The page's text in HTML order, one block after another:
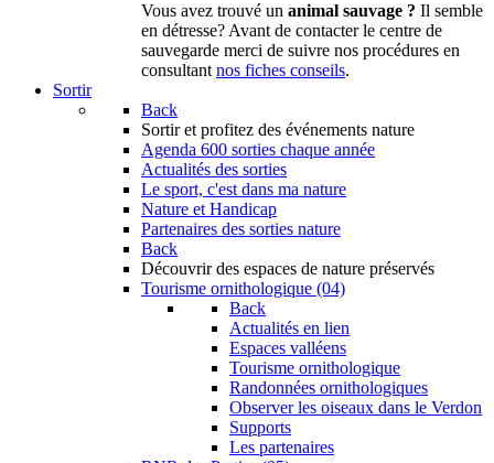
Vous avez trouvé un animal sauvage ? Il semble
en détresse? Avant de contacter le centre de
sauvegarde merci de suivre nos procédures en
consultant nos fiches conseils.
Sortir
Back
Sortir et profitez des événements nature
Agenda 600 sorties chaque année
Actualités des sorties
Le sport, c'est dans ma nature
Nature et Handicap
Partenaires des sorties nature
Back
Découvrir des espaces de nature préservés
Tourisme ornithologique (04)
Back
Actualités en lien
Espaces valléens
Tourisme ornithologique
Randonnées ornithologiques
Observer les oiseaux dans le Verdon
Supports
Les partenaires